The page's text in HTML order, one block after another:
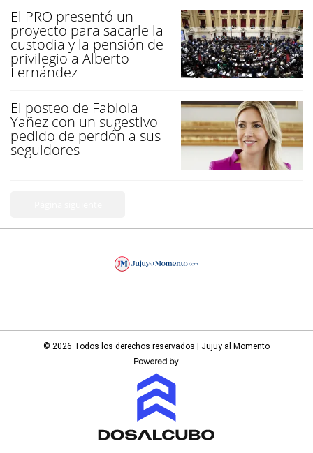
El PRO presentó un
proyecto para sacarle la
custodia y la pensión de
privilegio a Alberto
Fernández
El posteo de Fabiola
Yañez con un sugestivo
pedido de perdón a sus
seguidores
© 2026 Todos los derechos reservados | Jujuy al Momento